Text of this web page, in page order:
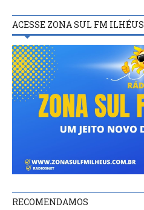
ACESSE ZONA SUL FM ILHÉUS
RECOMENDAMOS